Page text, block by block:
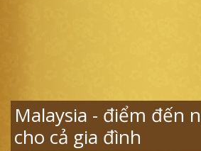
Malaysia - điểm đến
cho cả gia đình